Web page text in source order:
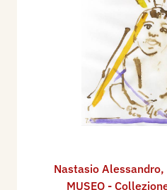
Nastasio Alessandro,
MUSEO -